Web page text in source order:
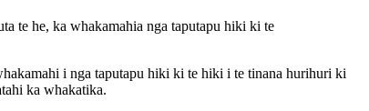
te he, ka whakamahia nga taputapu hiki ki te
i nga taputapu hiki ki te hiki i te tinana hurihuri ki
ka whakatika.